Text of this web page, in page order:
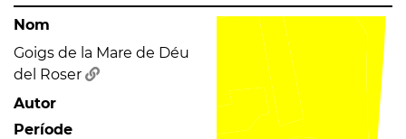
Nom
Goigs de la Mare de Déu
del Roser
Autor
Període